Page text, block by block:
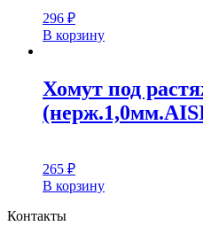
296 ₽
В корзину
Хомут под
265 ₽
В корзину
Контакты